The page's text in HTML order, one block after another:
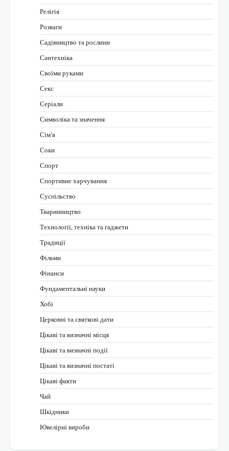
Релігія
Розваги
Садівництво та рослини
Сантехніка
Своїми руками
Секс
Серіали
Символіка та значення
Сім’я
Соки
Спорт
Спортивне харчування
Суспільство
Тваринництво
Технології, техніка та гаджети
Традиції
Фільми
Фінанси
Фундаментальні науки
Хобі
Церковні та святкові дати
Цікаві та визначні місця
Цікаві та визначні події
Цікаві та визначні постаті
Цікаві факти
Чай
Шкідники
Ювелірні вироби